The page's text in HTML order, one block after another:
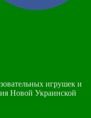
игрушек и
Новой Украинской